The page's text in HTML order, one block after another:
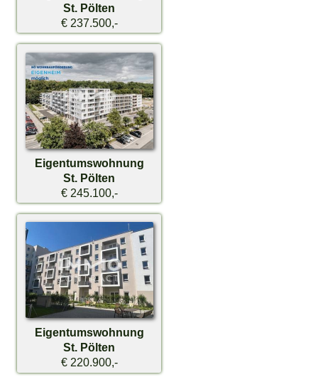
St. Pölten
€ 237.500,-
Eigentumswohnung
St. Pölten
€ 245.100,-
Eigentumswohnung
St. Pölten
€ 220.900,-